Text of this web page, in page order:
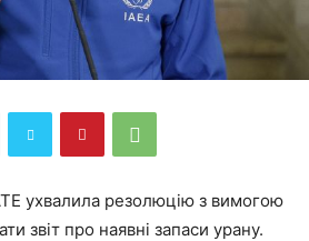
ухвалила резолюцію з вимогою
звіт про наявні запаси урану.